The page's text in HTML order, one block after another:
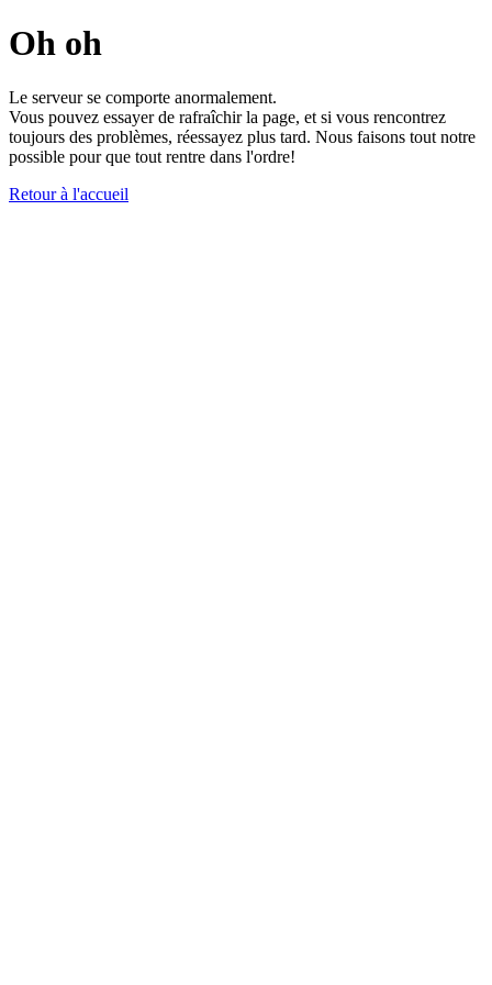
Oh oh
Le serveur se comporte anormalement.
Vous pouvez essayer de rafraîchir la page, et si vous rencontrez
toujours des problèmes, réessayez plus tard. Nous faisons tout notre
possible pour que tout rentre dans l'ordre!
Retour à l'accueil